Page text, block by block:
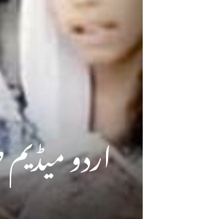
اردو